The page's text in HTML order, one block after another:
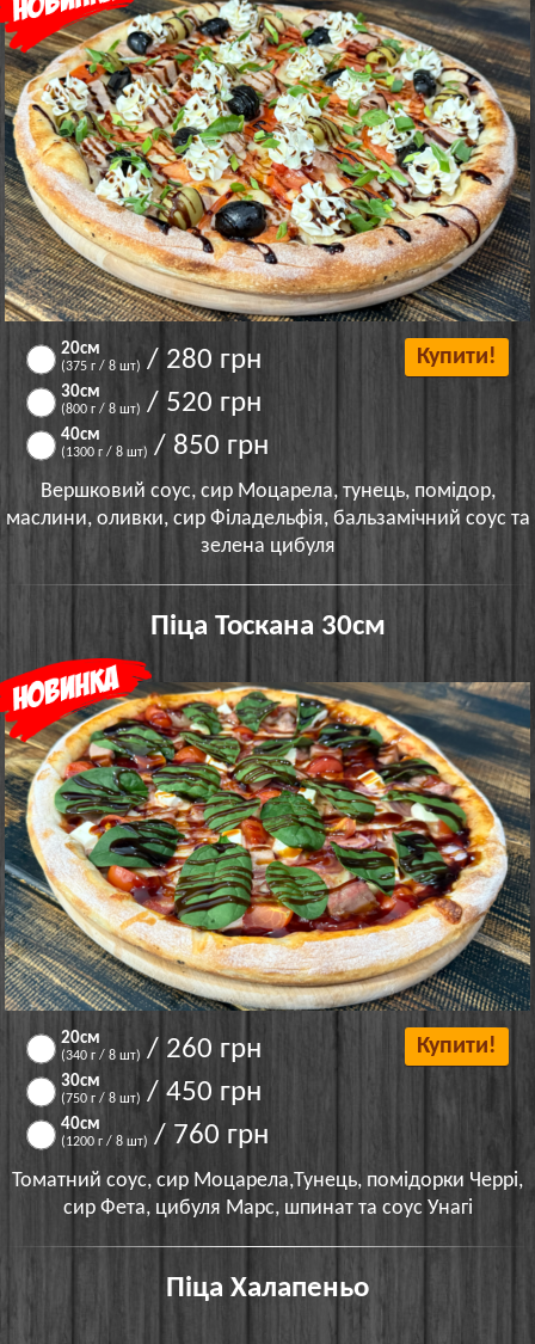
20см
(375 г / 8 шт) / 280 грн
30см
(800 г / 8 шт) / 520 грн
40см
(1300 г / 8 шт) / 850 грн
Купити!
Вершковий соус, сир Моцарела, тунець, помідор,
маслини, оливки, сир Філадельфія, бальзамічний соус та
зелена цибуля
Піца Тоскана 30см
20см
(340 г / 8 шт) / 260 грн
30см
(750 г / 8 шт) / 450 грн
40см
(1200 г / 8 шт) / 760 грн
Купити!
Томатний соус, сир Моцарела,Тунець, помідорки Черрі,
сир Фета, цибуля Марс, шпинат та соус Унагі
Піца Халапеньо